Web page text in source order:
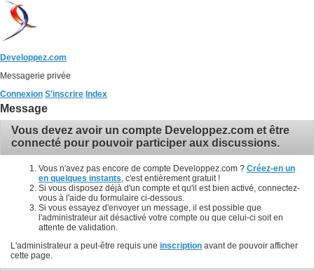
Developpez.com
Messagerie privée
Connexion S'inscrire Index
Message
Vous devez avoir un compte Developpez.com et être
connecté pour pouvoir participer aux discussions.
Vous n'avez pas encore de compte Developpez.com ? Créez-en un
en quelques instants , c'est entièrement gratuit !
Si vous disposez déjà d'un compte et qu'il est bien activé, connectez-
vous à l'aide du formulaire ci-dessous.
Si vous essayez d'envoyer un message, il est possible que
l'administrateur ait désactivé votre compte ou que celui-ci soit en
attente de validation.
L'administrateur a peut-être requis une inscription avant de pouvoir afficher
cette page.